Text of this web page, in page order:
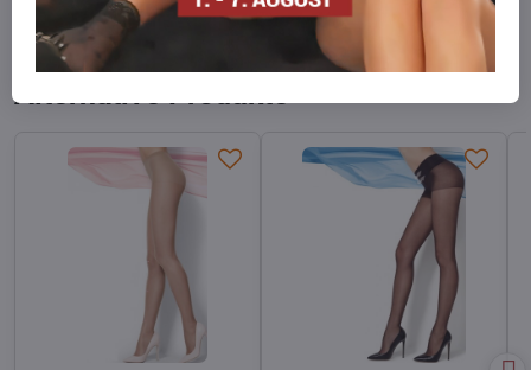
Facebook Reddit WhatsApp
Alternative Produkte